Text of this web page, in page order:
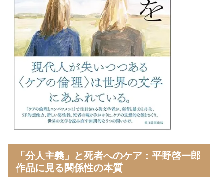
「分人主義」と死者へのケア：平野啓一郎
作品に見る関係性の本質